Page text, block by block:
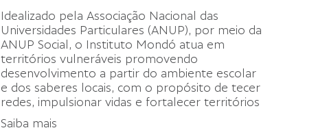
Idealizado pela Associação Nacional das
Universidades Particulares (ANUP), por meio da
ANUP Social, o Instituto Mondó atua em
territórios vulneráveis promovendo
desenvolvimento a partir do ambiente escolar
e dos saberes locais, com o propósito de tecer
redes, impulsionar vidas e fortalecer territórios
Saiba mais